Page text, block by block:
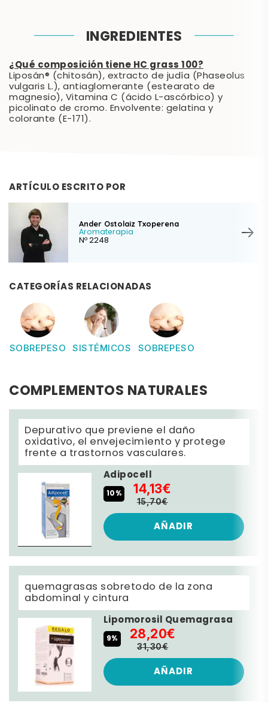
INGREDIENTES
¿Qué composición tiene HC grass 100?
Liposán® (chitosán), extracto de judía (Phaseolus
vulgaris L.), antiaglomerante (estearato de
magnesio), Vitamina C (ácido L-ascórbico) y
picolinato de cromo. Envolvente: gelatina y
colorante (E-171).
ARTÍCULO ESCRITO POR
Ander Ostolaiz Txoperena
Aromaterapia
Nº 2248
CATEGORÍAS RELACIONADAS
SOBREPESO SISTÉMICOS SOBREPESO
COMPLEMENTOS NATURALES
Depurativo que previene el daño
oxidativo, el envejecimiento y protege
frente a trastornos vasculares.
Adipocell
10% 14,13€
15,70€
AÑADIR
quemagrasas sobretodo de la zona
abdominal y cintura
Lipomorosil Quemagrasa
9% 28,20€
31,30€
AÑADIR